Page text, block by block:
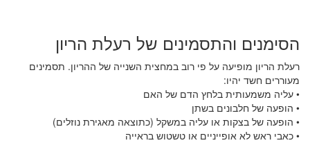
הסימנים והתסמינים של רעלת הריון
רעלת הריון מופיעה על פי רוב במחצית השנייה של ההריון. תסמינים
מעוררים חשד יהיו:
• עליה משמעותית בלחץ הדם של האם
• הופעה של חלבונים בשתן
• הופעה של בצקות או עליה במשקל (כתוצאה מאגירת נוזלים)
• כאבי ראש לא אופייניים או טשטוש בראייה